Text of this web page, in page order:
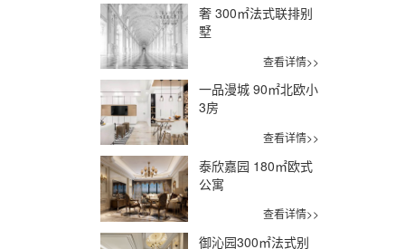
奢 300㎡法式联排别
墅
查看详情>>
一品漫城 90㎡北欧小
3房
查看详情>>
泰欣嘉园 180㎡欧式
公寓
查看详情>>
御沁园300㎡法式别